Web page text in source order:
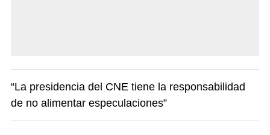
“La presidencia del CNE tiene la responsabilidad
de no alimentar especulaciones”